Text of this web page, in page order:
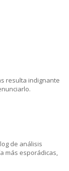
resulta indignante
de análisis
más esporádicas,